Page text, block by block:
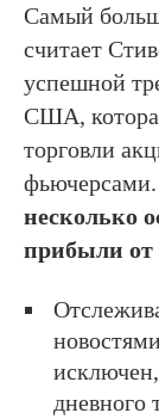
Самый
считает
успешной
США,
торговли
фьючерсами.
несколько
прибыли от
исключен,
дневного